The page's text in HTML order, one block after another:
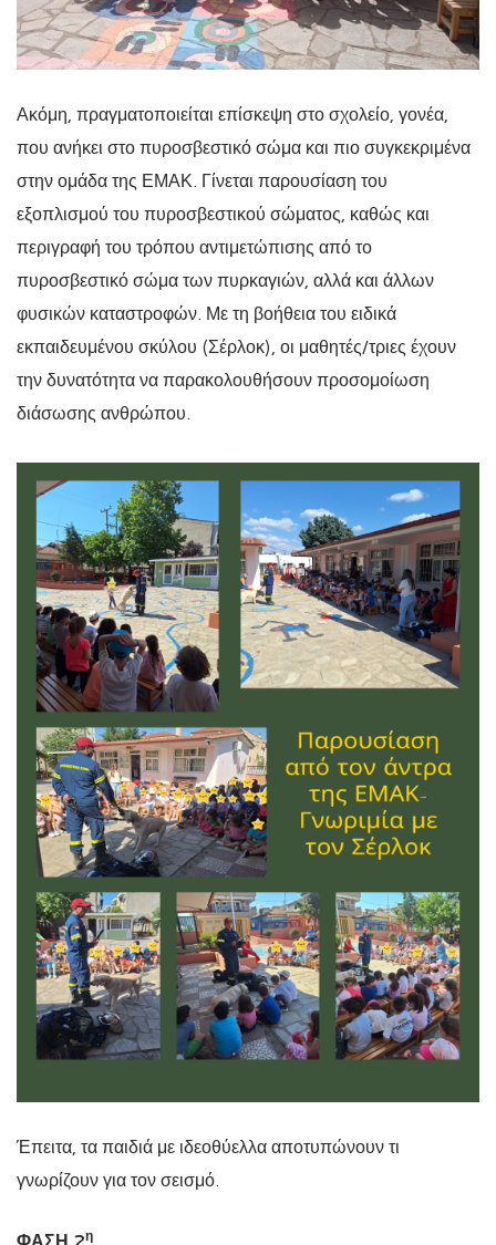
Ακόμη, πραγματοποιείται επίσκεψη στο σχολείο, γονέα,
που ανήκει στο πυροσβεστικό σώμα και πιο συγκεκριμένα
στην ομάδα της ΕΜΑΚ. Γίνεται παρουσίαση του
εξοπλισμού του πυροσβεστικού σώματος, καθώς και
περιγραφή του τρόπου αντιμετώπισης από το
πυροσβεστικό σώμα των πυρκαγιών, αλλά και άλλων
φυσικών καταστροφών. Με τη βοήθεια του ειδικά
εκπαιδευμένου σκύλου (Σέρλοκ), οι μαθητές/τριες έχουν
την δυνατότητα να παρακολουθήσουν προσομοίωση
διάσωσης ανθρώπου.
Έπειτα, τα παιδιά με ιδεοθύελλα αποτυπώνουν τι
γνωρίζουν για τον σεισμό.
ΦΑΣΗ 2η